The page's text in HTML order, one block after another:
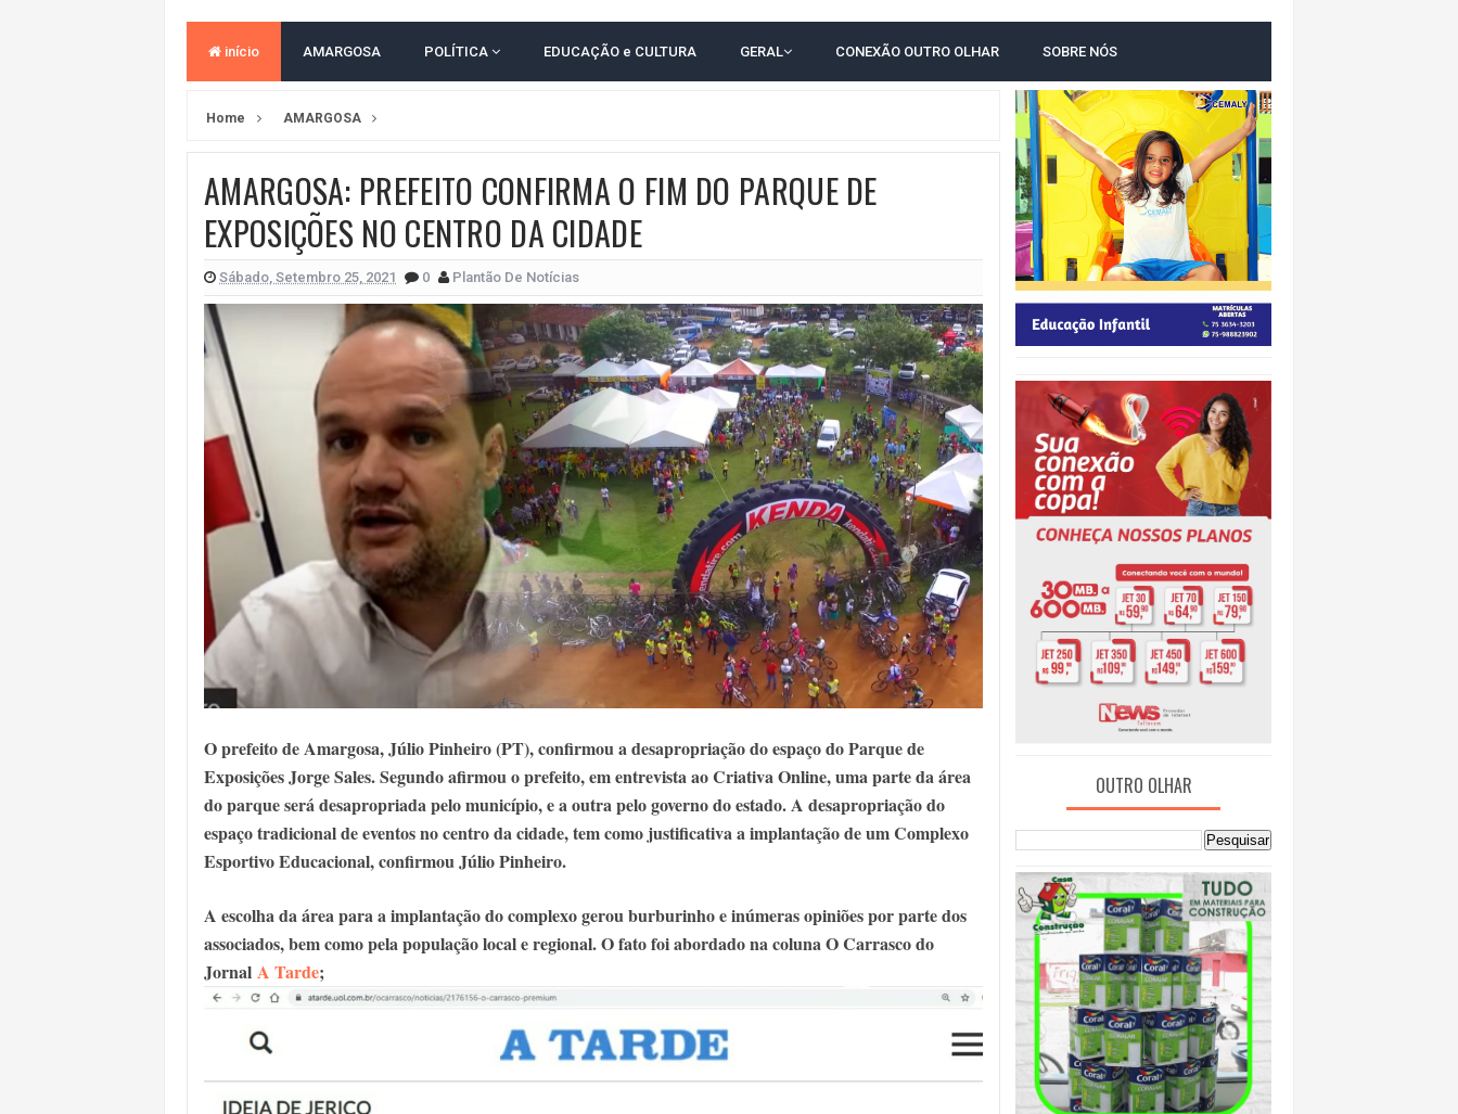
LEVARAM CELULARES: Prefeito e presidente de Câmara são furtados em convenção do PT na Bahia
CONVENÇÃO DO PT MARCA INÍCIO DA CAMPANHA DE JERÔNIMO COM DISCURSO MODERADO DE LULA
REDES SOCIAIS REFLETEM DISPUTA PELO GOVERNO DA BAHIA COM VANTAGEM PARA ACM NETO EM ENQUETES
início AMARGOSA POLÍTICA EDUCAÇÃO e CULTURA GERAL CONEXÃO OUTRO OLHAR SOBRE NÓS
Home AMARGOSA
AMARGOSA: PREFEITO CONFIRMA O FIM DO PARQUE DE
EXPOSIÇÕES NO CENTRO DA CIDADE
Sábado, Setembro 25, 2021 0 Plantão De Notícias
O prefeito de Amargosa, Júlio Pinheiro (PT), confirmou a desapropriação do espaço do Parque de
Exposições Jorge Sales. Segundo afirmou o prefeito, em entrevista ao Criativa Online, uma parte da área
do parque será desapropriada pelo município, e a outra pelo governo do estado. A desapropriação do
espaço tradicional de eventos no centro da cidade, tem como justificativa a implantação de um Complexo
Esportivo Educacional, confirmou Júlio Pinheiro.
A escolha da área para a implantação do complexo gerou burburinho e inúmeras opiniões por parte dos
associados, bem como pela população local e regional. O fato foi abordado na coluna O Carrasco do
Jornal A Tarde;
OUTRO OLHAR